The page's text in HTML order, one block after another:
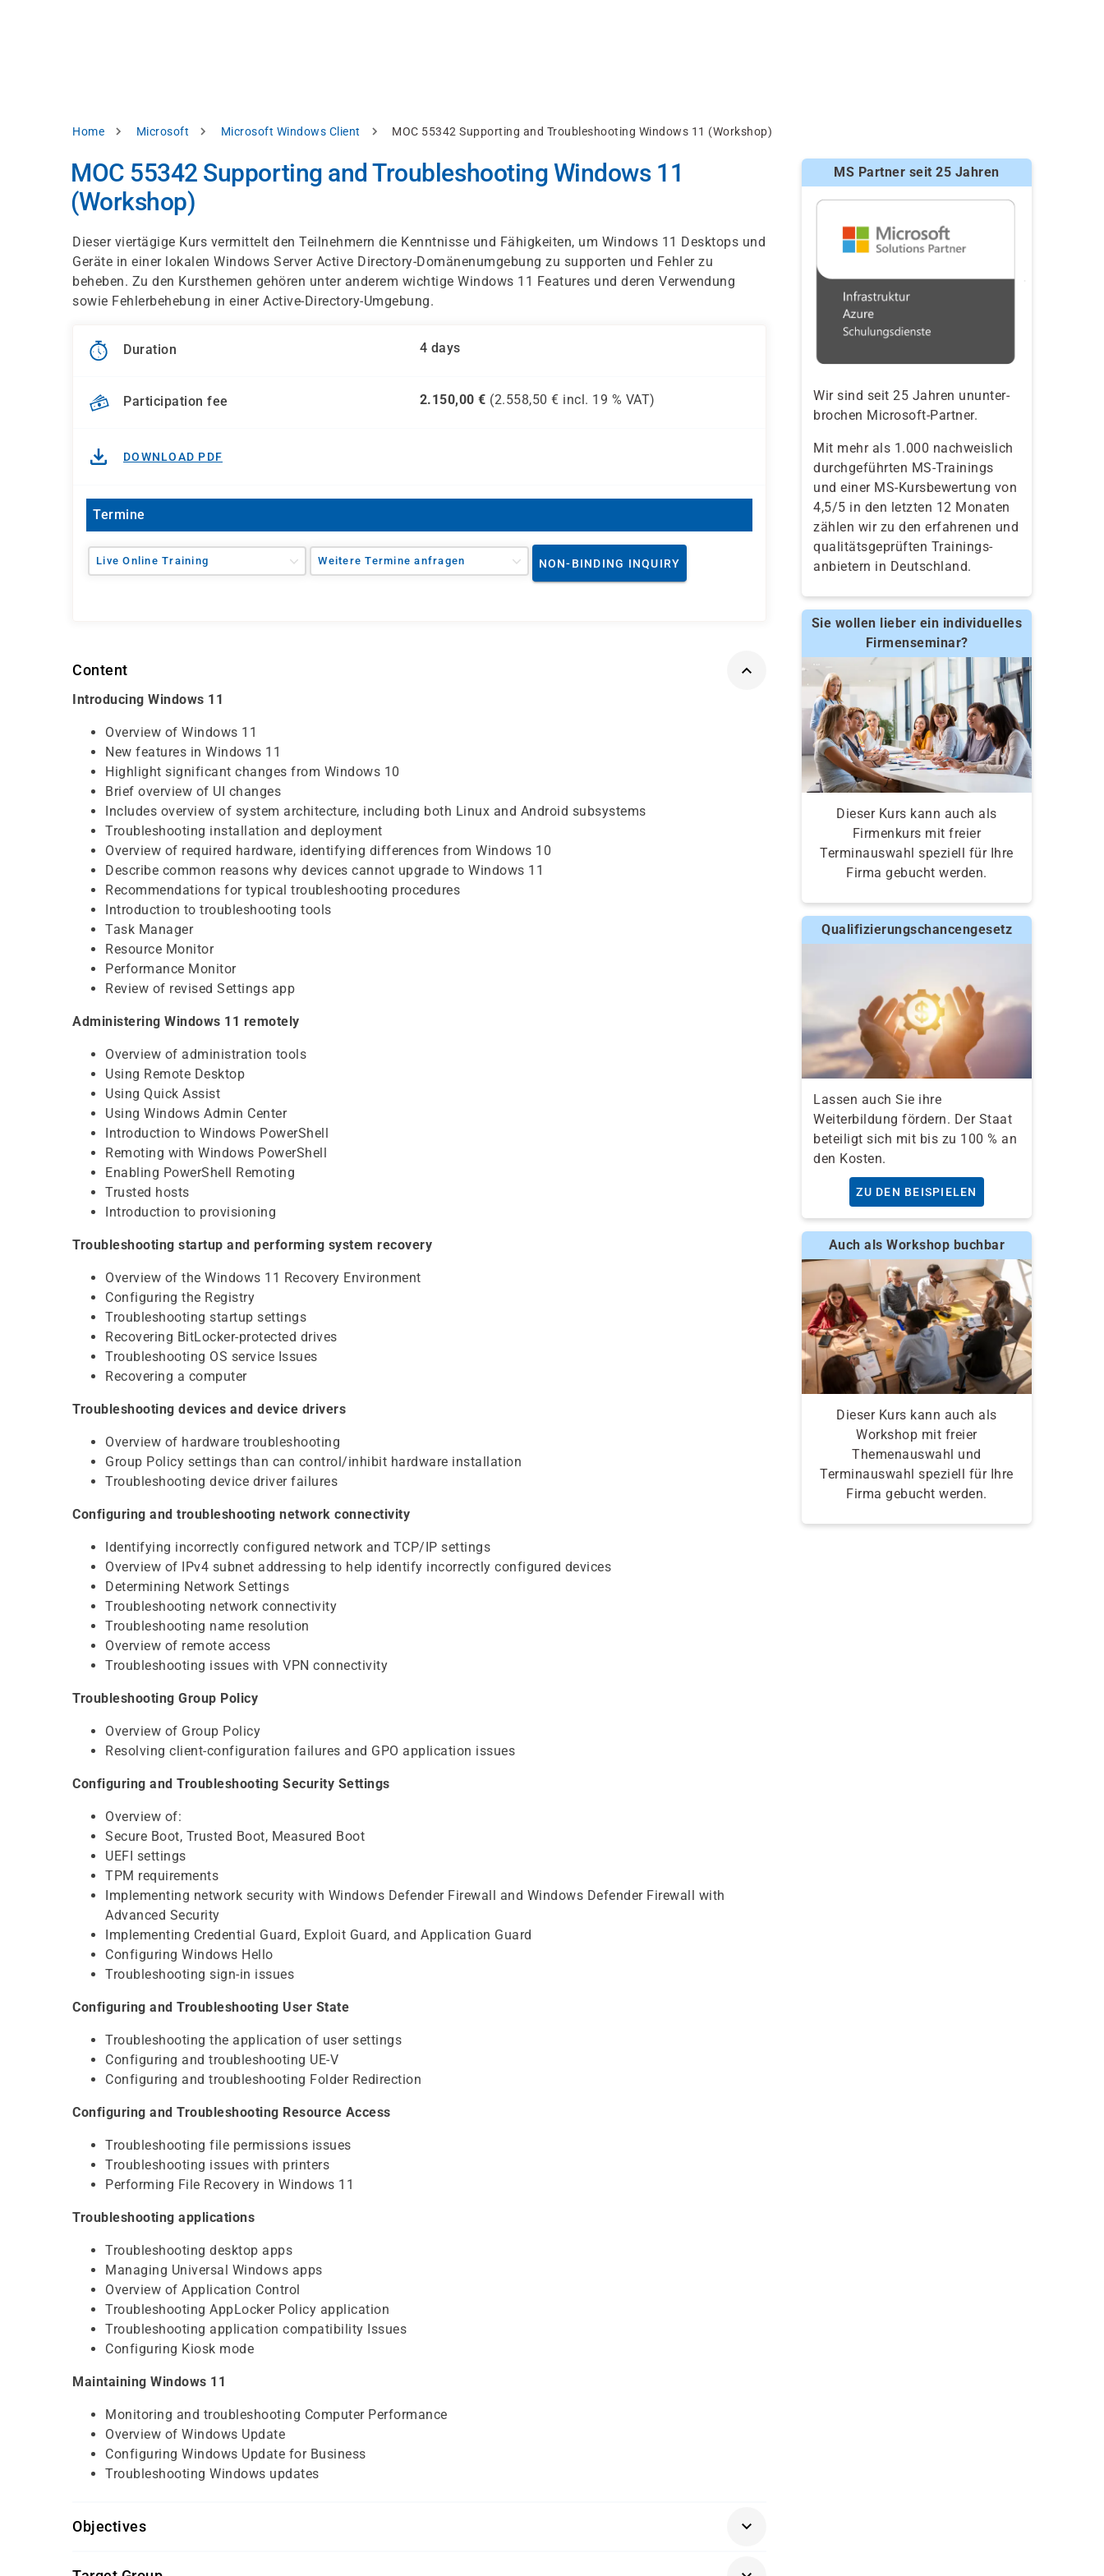
Breadcrumb
Home Microsoft Microsoft Windows Client MOC 55342 Supporting and Troubleshooting Windows 11 (Workshop)
MOC 55342 Supporting and Troubleshooting Windows 11
(Workshop)
Dieser viertägige Kurs vermittelt den Teilnehmern die Kenntnisse und Fähigkeiten, um Windows 11 Desktops und
Geräte in einer lokalen Windows Server Active Directory-Domänenumgebung zu supporten und Fehler zu
beheben. Zu den Kursthemen gehören unter anderem wichtige Windows 11 Features und deren Verwendung
sowie Fehlerbehebung in einer Active-Directory-Umgebung.
Duration 4 days
Participation fee 2.150,00 € (2.558,50 € incl. 19 % VAT)
DOWNLOAD PDF
Termine
Live Online Training Weitere Termine anfragen NON-BINDING INQUIRY
Content
Introducing Windows 11
Overview of Windows 11
New features in Windows 11
Highlight significant changes from Windows 10
Brief overview of UI changes
Includes overview of system architecture, including both Linux and Android subsystems
Troubleshooting installation and deployment
Overview of required hardware, identifying differences from Windows 10
Describe common reasons why devices cannot upgrade to Windows 11
Recommendations for typical troubleshooting procedures
Introduction to troubleshooting tools
Task Manager
Resource Monitor
Performance Monitor
Review of revised Settings app
Administering Windows 11 remotely
Overview of administration tools
Using Remote Desktop
Using Quick Assist
Using Windows Admin Center
Introduction to Windows PowerShell
Remoting with Windows PowerShell
Enabling PowerShell Remoting
Trusted hosts
Introduction to provisioning
Troubleshooting startup and performing system recovery
Overview of the Windows 11 Recovery Environment
Configuring the Registry
Troubleshooting startup settings
Recovering BitLocker-protected drives
Troubleshooting OS service Issues
Recovering a computer
Troubleshooting devices and device drivers
Overview of hardware troubleshooting
Group Policy settings than can control/inhibit hardware installation
Troubleshooting device driver failures
Configuring and troubleshooting network connectivity
Identifying incorrectly configured network and TCP/IP settings
Overview of IPv4 subnet addressing to help identify incorrectly configured devices
Determining Network Settings
Troubleshooting network connectivity
Troubleshooting name resolution
Overview of remote access
Troubleshooting issues with VPN connectivity
Troubleshooting Group Policy
Overview of Group Policy
Resolving client-configuration failures and GPO application issues
Configuring and Troubleshooting Security Settings
Overview of:
Secure Boot, Trusted Boot, Measured Boot
UEFI settings
TPM requirements
Implementing network security with Windows Defender Firewall and Windows Defender Firewall with
Advanced Security
Implementing Credential Guard, Exploit Guard, and Application Guard
Configuring Windows Hello
Troubleshooting sign-in issues
Configuring and Troubleshooting User State
Troubleshooting the application of user settings
Configuring and troubleshooting UE-V
Configuring and troubleshooting Folder Redirection
Configuring and Troubleshooting Resource Access
Troubleshooting file permissions issues
Troubleshooting issues with printers
Performing File Recovery in Windows 11
Troubleshooting applications
Troubleshooting desktop apps
Managing Universal Windows apps
Overview of Application Control
Troubleshooting AppLocker Policy application
Troubleshooting application compatibility Issues
Configuring Kiosk mode
Maintaining Windows 11
Monitoring and troubleshooting Computer Performance
Overview of Windows Update
Configuring Windows Update for Business
Troubleshooting Windows updates
Objectives
MS Partner seit 25 Jahren
Wir sind seit 25 Jahren ununter-
brochen Microsoft-Partner.
Mit mehr als 1.000 nachweislich
durchgeführten MS-Trainings
und einer MS-Kursbewertung von
4,5/5 in den letzten 12 Monaten
zählen wir zu den erfahrenen und
qualitäts­geprüften Trainings­
anbietern in Deutschland.
Sie wollen lieber ein individuelles
Firmenseminar?
Dieser Kurs kann auch als
Firmenkurs mit freier
Terminauswahl speziell für Ihre
Firma gebucht werden.
Qualifizierungschancengesetz
Lassen auch Sie ihre
Weiterbildung fördern. Der Staat
beteiligt sich mit bis zu 100 % an
den Kosten.
ZU DEN BEISPIELEN
Auch als Workshop buchbar
Dieser Kurs kann auch als
Workshop mit freier
Themenauswahl und
Terminauswahl speziell für Ihre
Firma gebucht werden.